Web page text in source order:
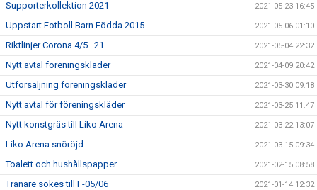
Supporterkollektion 2021 2021-05-23 16:45
Uppstart Fotboll Barn Födda 2015 2021-05-06 01:10
Riktlinjer Corona 4/5–21 2021-05-04 22:32
Nytt avtal föreningskläder 2021-04-09 20:42
Utförsäljning föreningskläder 2021-03-30 09:18
Nytt avtal för föreningskläder 2021-03-25 11:47
Nytt konstgräs till Liko Arena 2021-03-22 13:07
Liko Arena snöröjd 2021-03-15 09:34
Toalett och hushållspapper 2021-02-15 08:58
Tränare sökes till F-05/06 2021-01-14 12:32